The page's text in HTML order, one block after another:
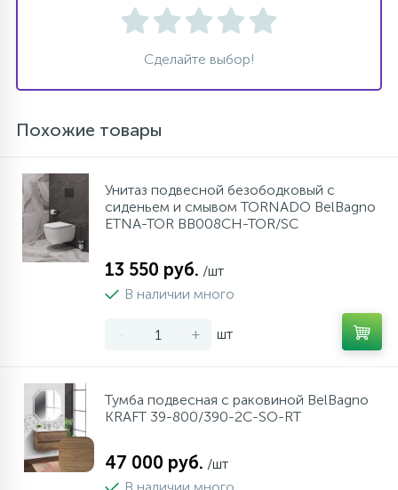
Сделайте выбор!
Похожие товары
Унитаз подвесной безободковый с
сиденьем и смывом TORNADO BelBagno
ETNA-TOR BB008CH-TOR/SC
13 550 руб. /шт
В наличии много
- + шт
Тумба подвесная с раковиной BelBagno
KRAFT 39-800/390-2C-SO-RT
47 000 руб. /шт